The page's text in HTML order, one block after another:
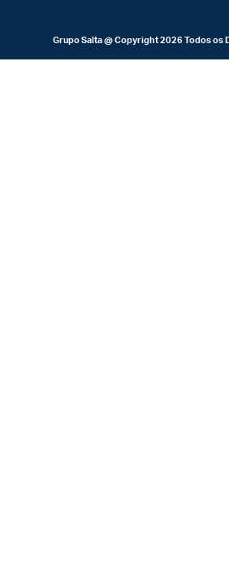
Grupo Salta @ Copyright 2026 Todos os